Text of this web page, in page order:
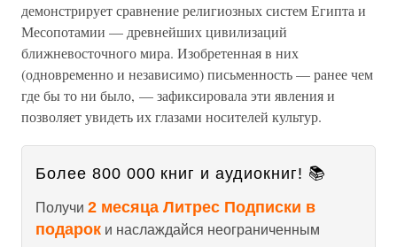
демонстрирует сравнение религиозных систем Египта и
Месопотамии — древнейших цивилизаций
ближневосточного мира. Изобретенная в них
(одновременно и независимо) письменность — ранее чем
где бы то ни было, — зафиксировала эти явления и
позволяет увидеть их глазами носителей культур.
Более 800 000 книг и аудиокниг! 📚
Получи 2 месяца Литрес Подписки в
подарок и наслаждайся неограниченным